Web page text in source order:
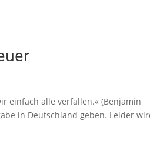
einfach alle verfallen.« (Benjamin
in Deutschland geben. Leider